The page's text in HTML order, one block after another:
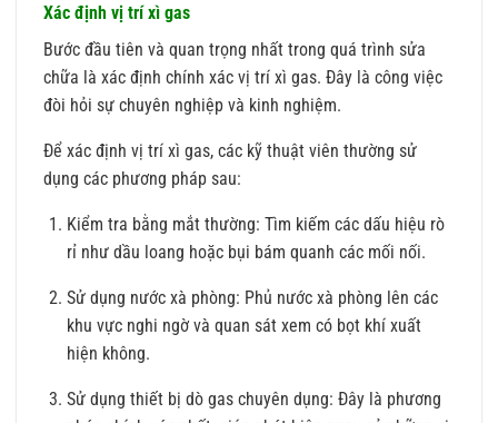
Xác định vị trí xì gas
Bước đầu tiên và quan trọng nhất trong quá trình sửa
chữa là xác định chính xác vị trí xì gas. Đây là công việc
đòi hỏi sự chuyên nghiệp và kinh nghiệm.
Để xác định vị trí xì gas, các kỹ thuật viên thường sử
dụng các phương pháp sau:
Kiểm tra bằng mắt thường: Tìm kiếm các dấu hiệu rò
rỉ như dầu loang hoặc bụi bám quanh các mối nối.
Sử dụng nước xà phòng: Phủ nước xà phòng lên các
khu vực nghi ngờ và quan sát xem có bọt khí xuất
hiện không.
Sử dụng thiết bị dò gas chuyên dụng: Đây là phương